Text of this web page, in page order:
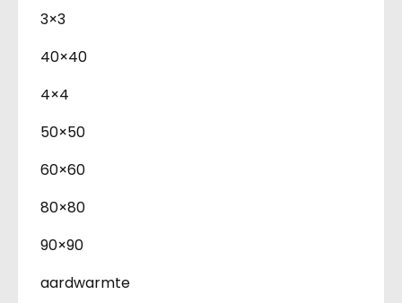
3×3
40×40
4×4
50×50
60×60
80×80
90×90
aardwarmte